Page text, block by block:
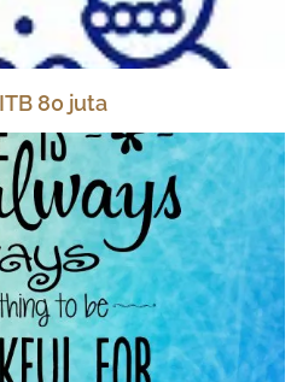
80 juta